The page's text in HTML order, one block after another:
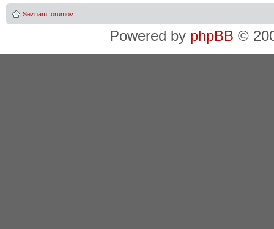
Seznam forumov
Powered by phpBB ©